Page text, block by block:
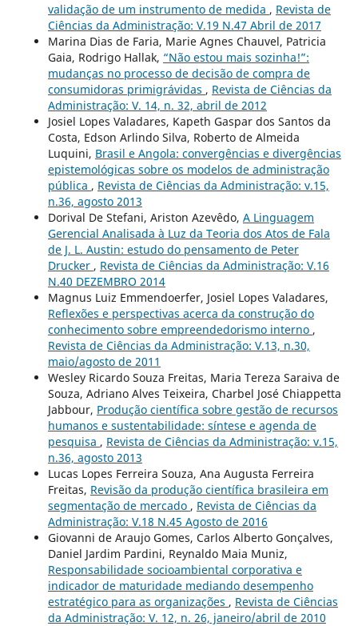
validação de um instrumento de medida , Revista de
Ciências da Administração: V.19 N.47 Abril de 2017
Marina Dias de Faria, Marie Agnes Chauvel, Patricia
Gaia, Rodrigo Hallak, “Não estou mais sozinha!”:
mudanças no processo de decisão de compra de
consumidoras primigrávidas , Revista de Ciências da
Administração: V. 14, n. 32, abril de 2012
Josiel Lopes Valadares, Kapeth Gaspar dos Santos da
Costa, Edson Arlindo Silva, Roberto de Almeida
Luquini, Brasil e Angola: convergências e divergências
epistemológicas sobre os modelos de administração
pública , Revista de Ciências da Administração: v.15,
n.36, agosto 2013
Dorival De Stefani, Ariston Azevêdo, A Linguagem
Gerencial Analisada à Luz da Teoria dos Atos de Fala
de J. L. Austin: estudo do pensamento de Peter
Drucker , Revista de Ciências da Administração: V.16
N.40 DEZEMBRO 2014
Magnus Luiz Emmendoerfer, Josiel Lopes Valadares,
Reflexões e perspectivas acerca da construção do
conhecimento sobre empreendedorismo interno ,
Revista de Ciências da Administração: V.13, n.30,
maio/agosto de 2011
Wesley Ricardo Souza Freitas, Maria Tereza Saraiva de
Souza, Adriano Alves Teixeira, Charbel José Chiappetta
Jabbour, Produção científica sobre gestão de recursos
humanos e sustentabilidade: síntese e agenda de
pesquisa , Revista de Ciências da Administração: v.15,
n.36, agosto 2013
Lucas Lopes Ferreira Souza, Ana Augusta Ferreira
Freitas, Revisão da produção científica brasileira em
segmentação de mercado , Revista de Ciências da
Administração: V.18 N.45 Agosto de 2016
Giovanni de Araujo Gomes, Carlos Alberto Gonçalves,
Daniel Jardim Pardini, Reynaldo Maia Muniz,
Responsabilidade socioambiental corporativa e
indicador de maturidade mediando desempenho
estratégico para as organizações , Revista de Ciências
da Administração: V. 12, n. 26, janeiro/abril de 2010